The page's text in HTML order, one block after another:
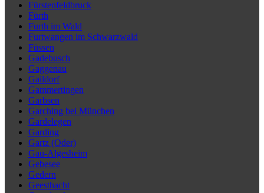
Fürstenfeldbruck
Fürth
Furth im Wald
Furtwangen im Schwarzwald
Füssen
Gadebusch
Gaggenau
Gaildorf
Gammertingen
Garbsen
Garching bei München
Gardelegen
Garding
Gartz (Oder)
Gau-Algesheim
Gebesee
Gedern
Geesthacht